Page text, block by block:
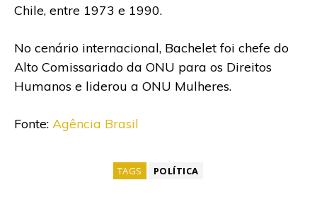
Chile, entre 1973 e 1990.
No cenário internacional, Bachelet foi chefe do
Alto Comissariado da ONU para os Direitos
Humanos e liderou a ONU Mulheres.
Fonte: Agência Brasil
TAGS POLÍTICA